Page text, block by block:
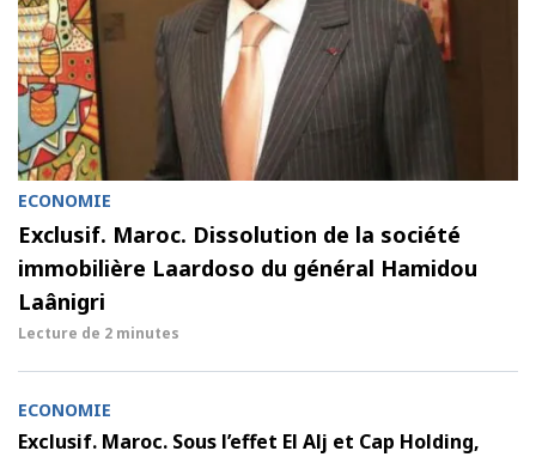
ECONOMIE
Exclusif. Maroc. Dissolution de la société
immobilière Laardoso du général Hamidou
Laânigri
Lecture de 2 minutes
ECONOMIE
Exclusif. Maroc. Sous l’effet El Alj et Cap Holding,